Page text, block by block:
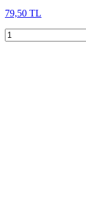
79,50 TL